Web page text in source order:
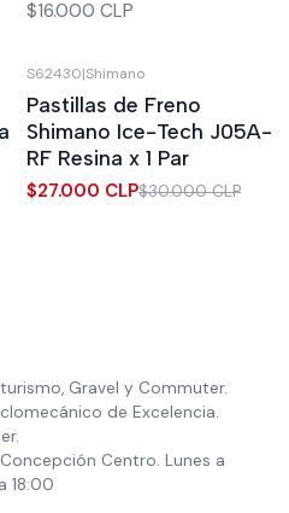
$16.000 CLP
OFF
Out of stock
S62430|Shimano
Pastillas de Freno
Shimano Ice-Tech J05A-
RF Resina x 1 Par
$27.000 CLP$30.000 CLP
Gravel y Commuter.
de Excelencia.
Centro. Lunes a
18:00